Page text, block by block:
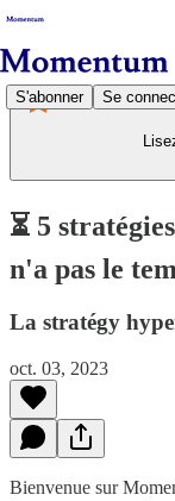
S'abonner Se
⏳ 5
n'a pas le
La stratégy
oct. 03, 2023
Bienvenue sur